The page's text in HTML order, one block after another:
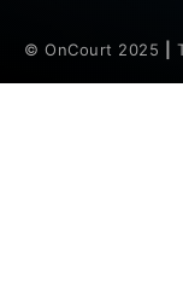
© OnCourt 2025